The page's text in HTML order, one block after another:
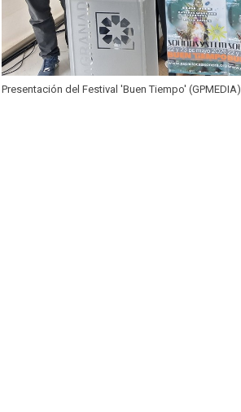
Presentación del Festival 'Buen Tiempo' (GPMEDIA)